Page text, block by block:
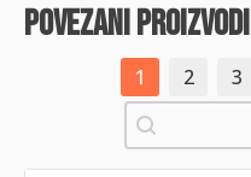
povezani proizvodi
1 2 3
Pretraži